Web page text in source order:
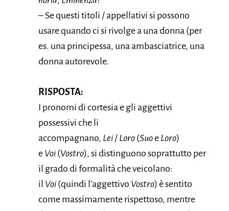
– Se questi titoli / appellativi si possono
usare quando ci si rivolge a una donna (per
es. una principessa, una ambasciatrice, una
donna autorevole.
RISPOSTA:
I pronomi di cortesia e gli aggettivi
possessivi che li
accompagnano, Lei / Loro (Suoe Loro)
e Voi (Vostro), si distinguono soprattutto per
il grado di formalità che veicolano:
il Voi (quindi l’aggettivo Vostro) è sentito
come massimamente rispettoso, mentre